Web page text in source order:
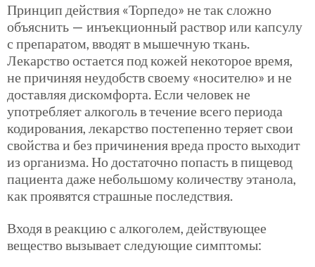
Принцип действия «Торпедо» не так сложно
объяснить — инъекционный раствор или капсулу
с препаратом, вводят в мышечную ткань.
Лекарство остается под кожей некоторое время,
не причиняя неудобств своему «носителю» и не
доставляя дискомфорта. Если человек не
употребляет алкоголь в течение всего периода
кодирования, лекарство постепенно теряет свои
свойства и без причинения вреда просто выходит
из организма. Но достаточно попасть в пищевод
пациента даже небольшому количеству этанола,
как проявятся страшные последствия.
Входя в реакцию с алкоголем, действующее
вещество вызывает следующие симптомы: